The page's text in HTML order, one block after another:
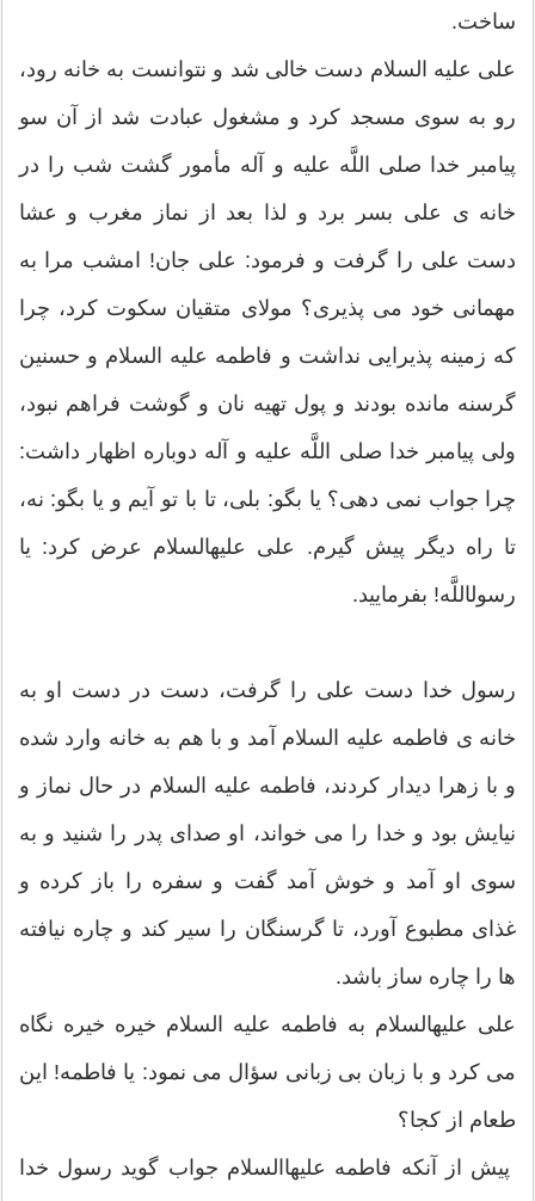
ساخت.
على عليه ‏السلام دست خالى شد و نتوانست به خانه رود،
رو به سوى مسجد كرد و مشغول عبادت شد از آن سو
پيامبر خدا صلى اللَّه عليه و آله مأمور گشت شب را در
خانه ‏ى على بسر برد و لذا بعد از نماز مغرب و عشا
دست على را گرفت و فرمود: على جان! امشب مرا به
مهمانى خود مى‏ پذيرى؟ مولاى متقيان سكوت كرد، چرا
كه زمينه پذيرايى نداشت و فاطمه عليه السلام و حسنين
گرسنه مانده بودند و پول تهيه نان و گوشت فراهم نبود،
ولى پيامبر خدا صلى اللَّه عليه و آله دوباره اظهار داشت:
چرا جواب نمى‏ دهى؟ يا بگو: بلى، تا با تو آيم و يا بگو: نه،
تا راه ديگر پيش گيرم. على عليه‏السلام عرض كرد: يا
رسول‏اللَّه! بفرماييد.
رسول خدا دست على را گرفت، دست در دست او به
خانه‏ ى فاطمه عليه السلام آمد و با هم به خانه وارد شده
و با زهرا ديدار كردند، فاطمه عليه السلام در حال نماز و
نيايش بود و خدا را مى‏ خواند، او صداى پدر را شنيد و به
سوى او آمد و خوش ‏آمد گفت و سفره را باز كرده و
غذاى مطبوع آورد، تا گرسنگان را سير كند و چاره نيافته‏
ها را چاره‏ ساز باشد.
على عليه‏السلام به فاطمه عليه السلام خيره خيره نگاه
مى‏ كرد و با زبان بى ‏زبانى سؤال مى‏ نمود: يا فاطمه! اين
طعام از كجا؟
پيش از آنكه فاطمه عليهاالسلام جواب گويد رسول خدا